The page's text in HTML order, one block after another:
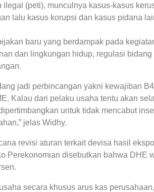
ilegal (peti), munculnya kasus-kasus
lalu kasus korupsi dan kasus pidana
baru yang berdampak pada
dan lingkungan hidup, regulasi
jadi perbincangan yakni kewajiban
Kalau dari pelaku usaha tentu akan
untuk tidak mencabut
jelas Widhy.
revisi aturan terkait devisa hasil
Perekonomian disebutkan bahwa DHE
secara khusus arus kas